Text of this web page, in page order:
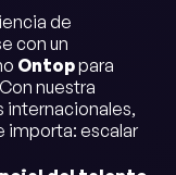
de
con un
Ontoppara
nuestra
internacionales,
importa: escalar